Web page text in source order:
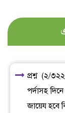
প্রশ্ন (২/
পর্দাসহ
জায়েয হবে